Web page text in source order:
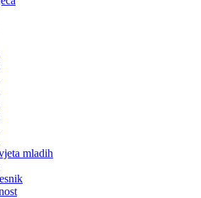
mladih